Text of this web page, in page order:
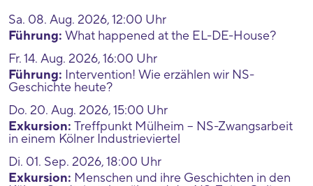
Sa. 08. Aug. 2026, 12:00 Uhr
Führung: What happened at the EL-DE-House?
Fr. 14. Aug. 2026, 16:00 Uhr
Führung: Intervention! Wie erzählen wir NS-
Geschichte heute?
Do. 20. Aug. 2026, 15:00 Uhr
Exkursion: Treffpunkt Mülheim – NS-Zwangsarbeit
in einem Kölner Industrieviertel
Di. 01. Sep. 2026, 18:00 Uhr
Exkursion: Menschen und ihre Geschichten in den